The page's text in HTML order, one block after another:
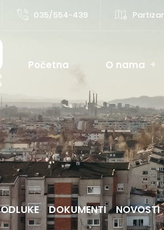
035/554-439
Početna O nama
ODLUKE DOKUMENTI NOVOSTI